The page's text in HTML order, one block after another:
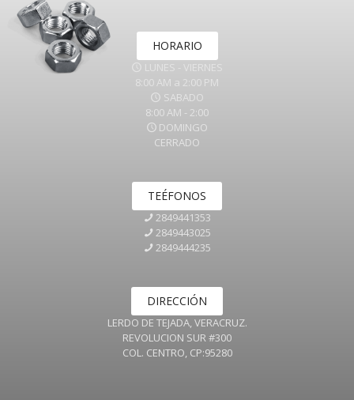
HORARIO
LUNES - VIERNES
8:00 AM a 2:00 PM
SABADO
8:00 AM - 2:00
DOMINGO
CERRADO
TEÉFONOS
2849441353
2849443025
2849444235
DIRECCIÓN
LERDO DE TEJADA, VERACRUZ.
REVOLUCION SUR #300
COL. CENTRO, CP:95280